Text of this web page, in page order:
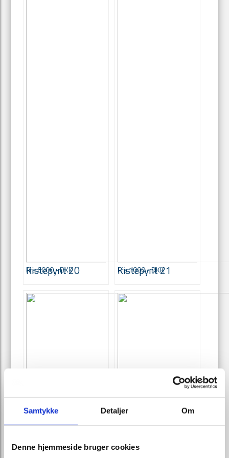
Samtykke Detaljer Om
Denne hjemmeside bruger cookies
Kistepynt 20
Fra 6000,- DKK Kistepynt 21
Fra 1000,- DKK